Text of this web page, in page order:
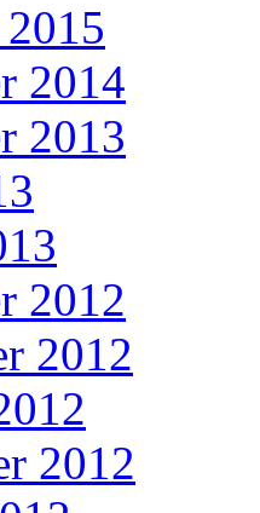
2014
2013
2012
2012
2012